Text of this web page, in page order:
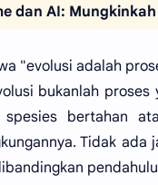
dan AI:
"evolusi adalah
bukanlah
bertahan
Tidak